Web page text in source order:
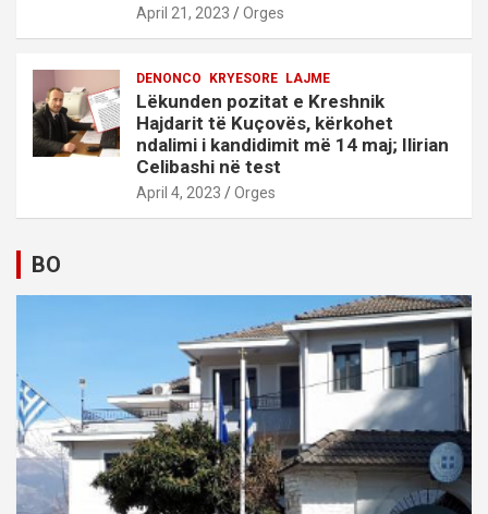
April 21, 2023 Orges
DENONCO KRYESORE LAJME
Lëkunden pozitat e Kreshnik
Hajdarit të Kuçovës, kërkohet
ndalimi i kandidimit më 14 maj; Ilirian
Celibashi në test
April 4, 2023 Orges
BO